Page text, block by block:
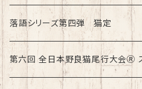
第8回全日本野良猫尾行大会®︎in
綿100%ノーマルタイプ
落語シリーズ第四弾 猫定
第六回 全日本野良猫尾行大会Ⓡ